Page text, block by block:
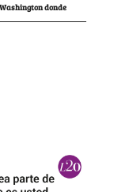
donde